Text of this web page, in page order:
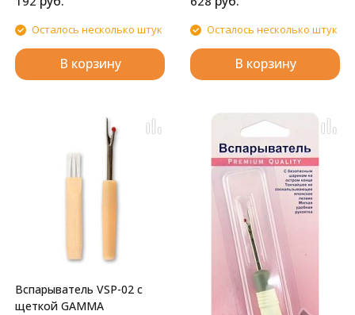
Осталось несколько штук
В корзину
Осталось несколько штук
В корзину
Вспарыватель VSP-02 с
щеткой GAMMA